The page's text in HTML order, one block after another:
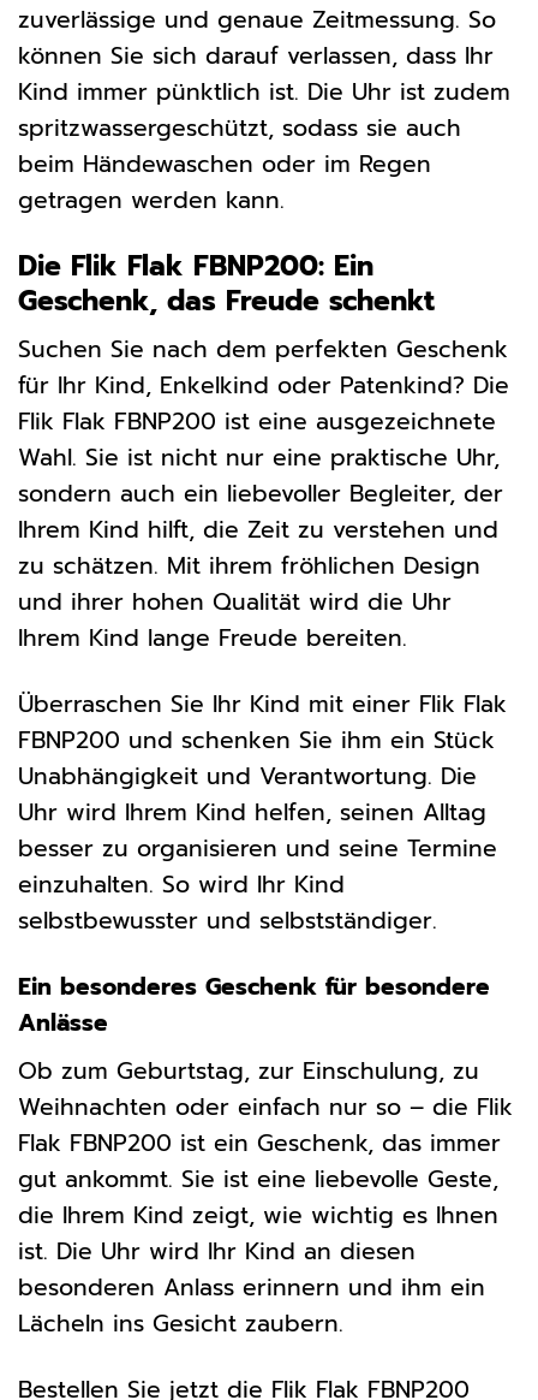
zuverlässige und genaue Zeitmessung. So
können Sie sich darauf verlassen, dass Ihr
Kind immer pünktlich ist. Die Uhr ist zudem
spritzwassergeschützt, sodass sie auch
beim Händewaschen oder im Regen
getragen werden kann.
Die Flik Flak FBNP200: Ein
Geschenk, das Freude schenkt
Suchen Sie nach dem perfekten Geschenk
für Ihr Kind, Enkelkind oder Patenkind? Die
Flik Flak FBNP200 ist eine ausgezeichnete
Wahl. Sie ist nicht nur eine praktische Uhr,
sondern auch ein liebevoller Begleiter, der
Ihrem Kind hilft, die Zeit zu verstehen und
zu schätzen. Mit ihrem fröhlichen Design
und ihrer hohen Qualität wird die Uhr
Ihrem Kind lange Freude bereiten.
Überraschen Sie Ihr Kind mit einer Flik Flak
FBNP200 und schenken Sie ihm ein Stück
Unabhängigkeit und Verantwortung. Die
Uhr wird Ihrem Kind helfen, seinen Alltag
besser zu organisieren und seine Termine
einzuhalten. So wird Ihr Kind
selbstbewusster und selbstständiger.
Ein besonderes Geschenk für besondere
Anlässe
Ob zum Geburtstag, zur Einschulung, zu
Weihnachten oder einfach nur so – die Flik
Flak FBNP200 ist ein Geschenk, das immer
gut ankommt. Sie ist eine liebevolle Geste,
die Ihrem Kind zeigt, wie wichtig es Ihnen
ist. Die Uhr wird Ihr Kind an diesen
besonderen Anlass erinnern und ihm ein
Lächeln ins Gesicht zaubern.
Bestellen Sie jetzt die Flik Flak FBNP200